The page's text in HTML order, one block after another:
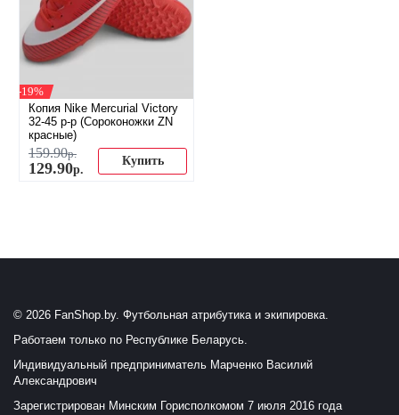
-19%
Копия Nike Mercurial Victory
32-45 р-р (Сороконожки ZN
красные)
159.90р.
129.90р.
Купить
© 2026 FanShop.by. Футбольная атрибутика и экипировка.
Работаем только по Республике Беларусь.
Индивидуальный предприниматель Марченко Василий
Александрович
Зарегистрирован Минским Горисполкомом 7 июля 2016 года